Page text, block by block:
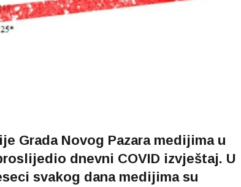
Grada Novog Pazara medijima u
dnevni COVID izvještaj. U
svakog dana medijima su